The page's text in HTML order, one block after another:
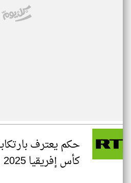
حكم يعترف
كأس إفريقيا 2025